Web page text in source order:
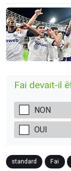
Fai devait-il
NON
OUI
standard Fai